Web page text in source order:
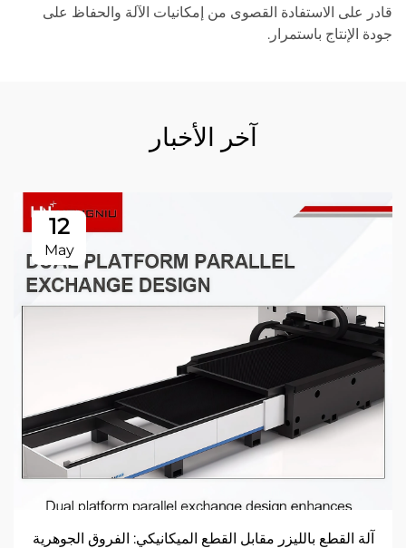
قادر على الاستفادة القصوى من إمكانيات الآلة والحفاظ على
جودة الإنتاج باستمرار.
آخر الأخبار
12
May
آلة القطع بالليزر مقابل القطع الميكانيكي: الفروق الجوهرية